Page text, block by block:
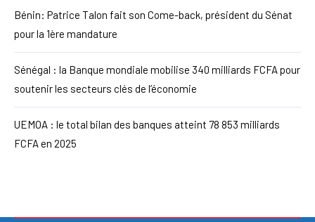
Bénin: Patrice Talon fait son Come-back, président du Sénat
pour la 1ère mandature
Sénégal : la Banque mondiale mobilise 340 milliards FCFA pour
soutenir les secteurs clés de l’économie
UEMOA : le total bilan des banques atteint 78 853 milliards
FCFA en 2025